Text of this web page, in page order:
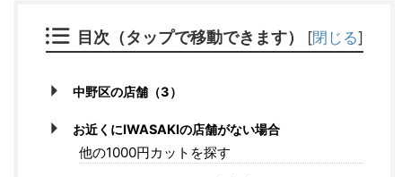
目次（タップで移動できます） [閉じる]
中野区の店舗（3）
お近くにIWASAKIの店舗がない場合
他の1000円カットを探す